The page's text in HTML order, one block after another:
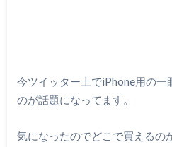
今ツイッター上でiPhone用の一
のが話題になってます。
気になったのでどこで買えるの